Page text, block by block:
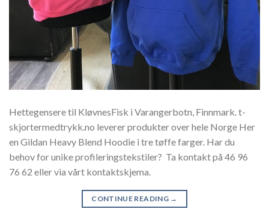
Hettegensere til KløvnesFisk i Varangerbotn, Finnmark. t-
skjortermedtrykk.no leverer produkter over hele Norge Her
en Gildan Heavy Blend Hoodie i tre tøffe farger. Har du
behov for unike profileringstekstiler? Ta kontakt på 46 96
76 62 eller via vårt kontaktskjema.
CONTINUE READING →